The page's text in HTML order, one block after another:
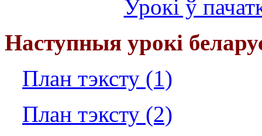
Урокі ў
Наступныя урокі
План тэксту (1)
План тэксту (2)